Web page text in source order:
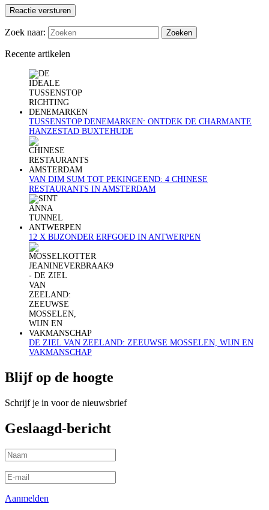
Reactie versturen
Zoek naar:
Recente artikelen
TUSSENSTOP DENEMARKEN: ONTDEK DE CHARMANTE
HANZESTAD BUXTEHUDE
VAN DIM SUM TOT PEKINGEEND: 4 CHINESE
RESTAURANTS IN AMSTERDAM
12 X BIJZONDER ERFGOED IN ANTWERPEN
DE ZIEL VAN ZEELAND: ZEEUWSE MOSSELEN, WIJN EN
VAKMANSCHAP
Blijf op de hoogte
Schrijf je in voor de nieuwsbrief
Geslaagd-bericht
Aanmelden